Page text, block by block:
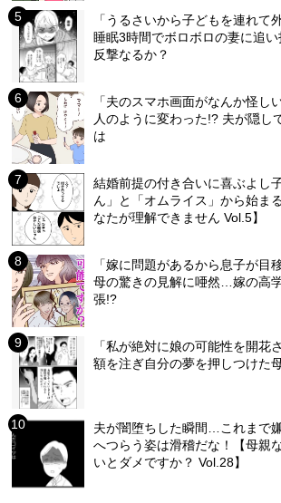
「うるさいから子どもを連れて
睡眠3時間でボロボロの妻に追
反撃なるか？
「夫のスマホ画面がなんか怪し
人のように変わった!? 夫が隠し
は
結婚前提の付き合いに喜ぶよし
ん」と「オムライス」から始ま
なたが理解できません Vol.5】
「嫁に問題があるから息子が目
母の驚きの見解に唖然…嫁の高
張!?
「私が絶対に娘の可能性を開
額を注ぎ自分の夢を押しつけた
夫が闇堕ちした瞬間…これまで
へつらう姿は滑稽だな！【母親
いとダメですか？ Vol.28】